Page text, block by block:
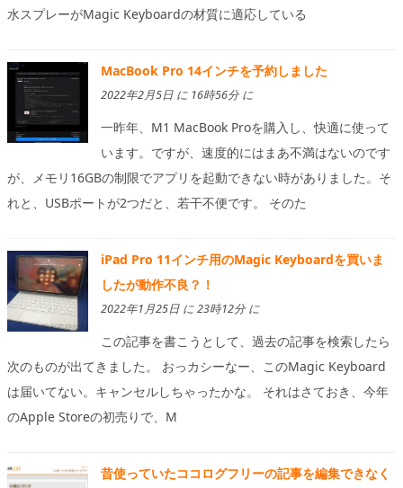
水スプレーがMagic Keyboardの材質に適応している
MacBook Pro 14インチを予約しました
2022年2月5日 に 16時56分 に
一昨年、M1 MacBook Proを購入し、快適に使って
います。ですが、速度的にはまあ不満はないのです
が、メモリ16GBの制限でアプリを起動できない時がありました。そ
れと、USBポートが2つだと、若干不便です。 そのた
iPad Pro 11インチ用のMagic Keyboardを買いま
したが動作不良？！
2022年1月25日 に 23時12分 に
この記事を書こうとして、過去の記事を検索したら
次のものが出てきました。 おっカシーなー、このMagic Keyboard
は届いてない。キャンセルしちゃったかな。 それはさておき、今年
のApple Storeの初売りで、M
昔使っていたココログフリーの記事を編集できなく